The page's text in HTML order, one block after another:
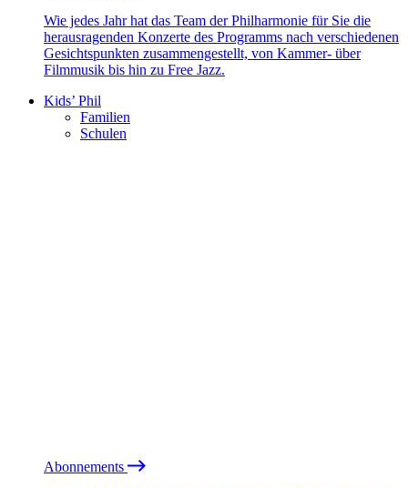
Wie jedes Jahr hat das Team der Philharmonie für Sie die
herausragenden Konzerte des Programms nach verschiedenen
Gesichtspunkten zusammengestellt, von Kammer- über
Filmmusik bis hin zu Free Jazz.
Kids’ Phil
Familien
Schulen
Abonnements